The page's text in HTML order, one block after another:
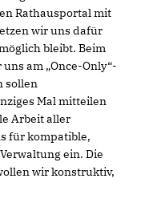
Rathausportal mit
wir uns dafür
bleibt. Beim
am „Once-Only“-
sollen
Mal mitteilen
Arbeit aller
für kompatible,
ein. Die
wir konstruktiv,